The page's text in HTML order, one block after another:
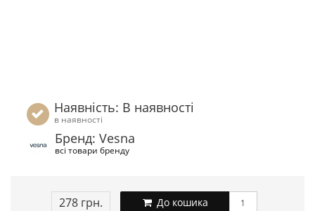
Наявність: В наявності
в наявності
Бренд: Vesna
всі товари бренду
278 грн. До кошика